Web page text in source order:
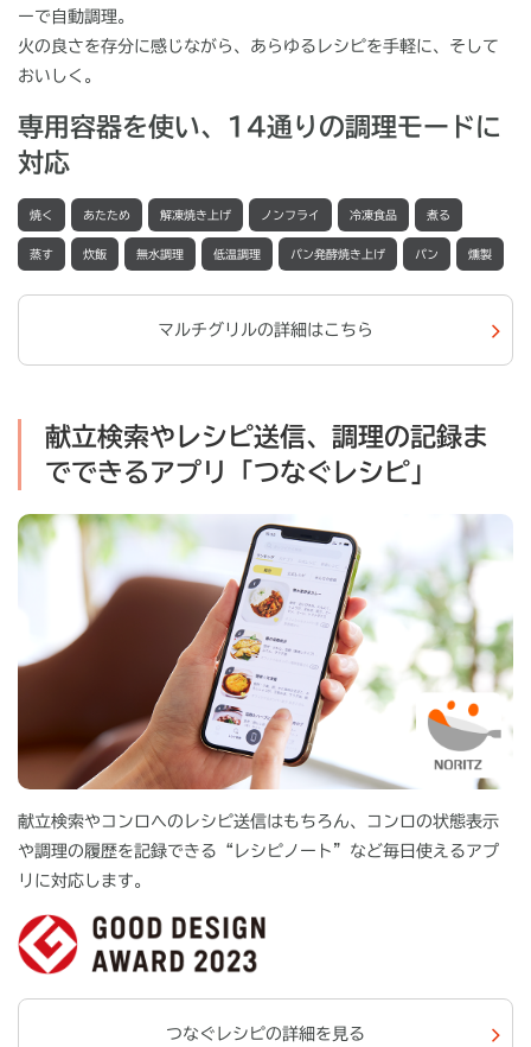
ーで自動調理。
火の良さを存分に感じながら、あらゆるレシピを手軽に、そして
おいしく。
専用容器を使い、14通りの調理モードに
対応
焼く あたため 解凍焼き上げ ノンフライ 冷凍食品 煮る
蒸す 炊飯 無水調理 低温調理 パン発酵焼き上げ パン 燻製
マルチグリルの詳細はこちら
献立検索やレシピ送信、調理の記録ま
でできるアプリ「つなぐレシピ」
献立検索やコンロへのレシピ送信はもちろん、コンロの状態表示
や調理の履歴を記録できる“レシピノート”など毎日使えるアプ
リに対応します。
つなぐレシピの詳細を見る